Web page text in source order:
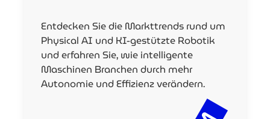
Entdecken Sie die Markttrends rund um
Physical AI und KI-gestützte Robotik
und erfahren Sie, wie intelligente
Maschinen Branchen durch mehr
Autonomie und Effizienz verändern.